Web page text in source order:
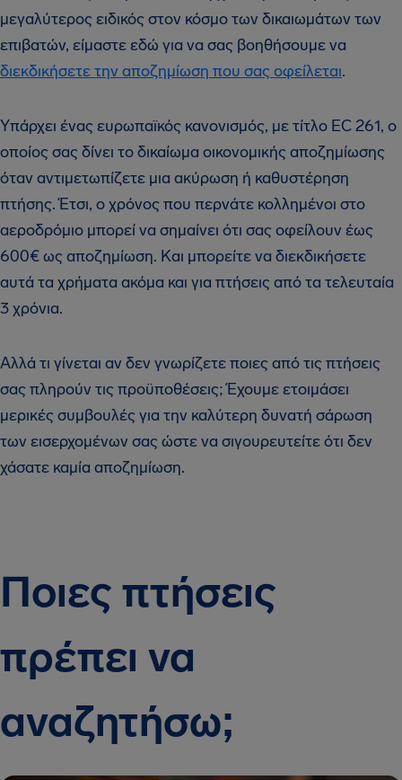
μεγαλύτερος ειδικός στον κόσμο των δικαιωμάτων των
επιβατών, είμαστε εδώ για να σας βοηθήσουμε να
διεκδικήσετε την αποζημίωση που σας οφείλεται.
Υπάρχει ένας ευρωπαϊκός κανονισμός, με τίτλο EC 261, ο
οποίος σας δίνει το δικαίωμα οικονομικής αποζημίωσης
όταν αντιμετωπίζετε μια ακύρωση ή καθυστέρηση
πτήσης. Έτσι, ο χρόνος που περνάτε κολλημένοι στο
αεροδρόμιο μπορεί να σημαίνει ότι σας οφείλουν έως
600€ ως αποζημίωση. Και μπορείτε να διεκδικήσετε
αυτά τα χρήματα ακόμα και για πτήσεις από τα τελευταία
3 χρόνια.
Αλλά τι γίνεται αν δεν γνωρίζετε ποιες από τις πτήσεις
σας πληρούν τις προϋποθέσεις; Έχουμε ετοιμάσει
μερικές συμβουλές για την καλύτερη δυνατή σάρωση
των εισερχομένων σας ώστε να σιγουρευτείτε ότι δεν
χάσατε καμία αποζημίωση.
Ποιες πτήσεις
πρέπει να
αναζητήσω;